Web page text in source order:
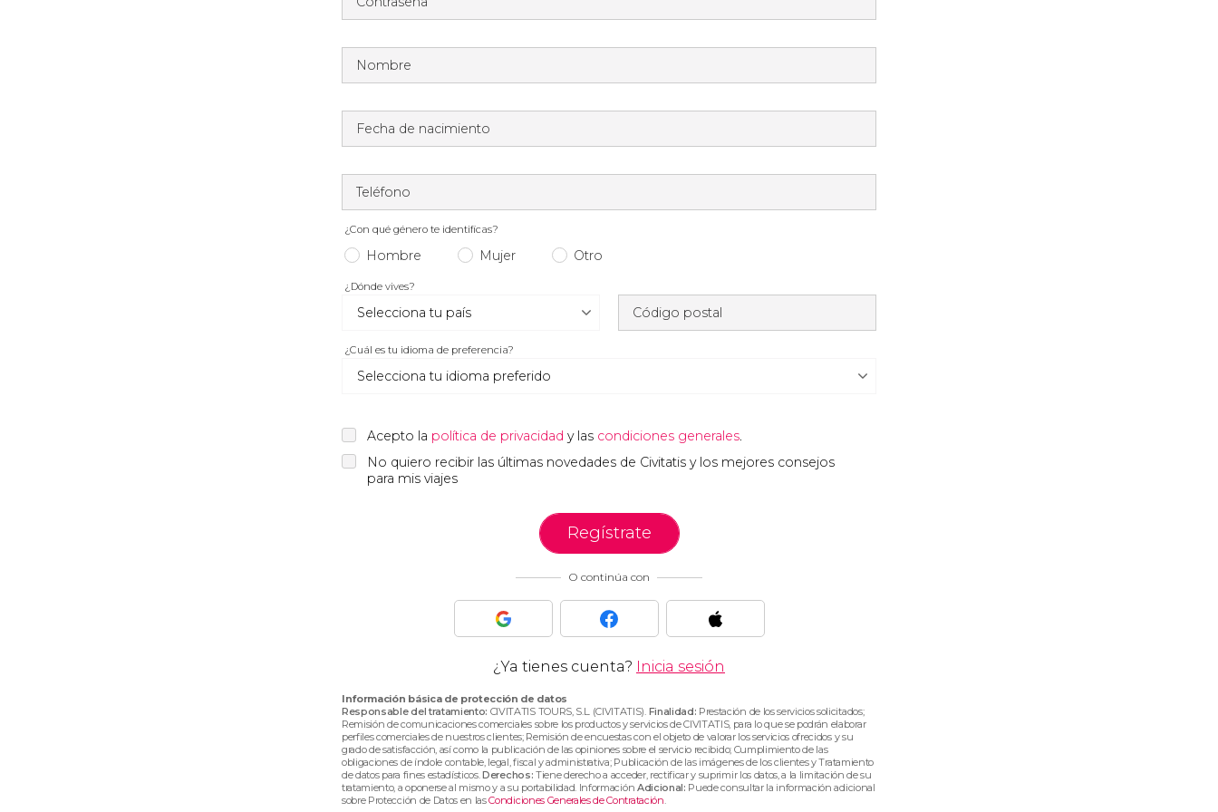
Nombre
Fecha de nacimiento
Teléfono
¿Con qué género te identificas?
Hombre Mujer Otro
¿Dónde vives?
Código postal
¿Cuál es tu idioma de preferencia?
Acepto la política de privacidad y las condiciones generales.
No quiero recibir las últimas novedades de Civitatis y los mejores consejos
para mis viajes
Regístrate
O continúa con
¿Ya tienes cuenta? Inicia sesión
Información básica de protección de datos
Responsable del tratamiento: CIVITATIS TOURS, S.L. (CIVITATIS). Finalidad: Prestación de los servicios solicitados;
Remisión de comunicaciones comerciales sobre los productos y servicios de CIVITATIS, para lo que se podrán elaborar
perfiles comerciales de nuestros clientes; Remisión de encuestas con el objeto de valorar los servicios ofrecidos y su
grado de satisfacción, así como la publicación de las opiniones sobre el servicio recibido; Cumplimiento de las
obligaciones de índole contable, legal, fiscal y administrativa; Publicación de las imágenes de los clientes y Tratamiento
de datos para fines estadísticos.Derechos: Tiene derecho a acceder, rectificar y suprimir los datos, a la limitación de su
tratamiento, a oponerse al mismo y a su portabilidad. Información Adicional: Puede consultar la información adicional
sobre Protección de Datos en lasCondiciones Generales de Contratación.